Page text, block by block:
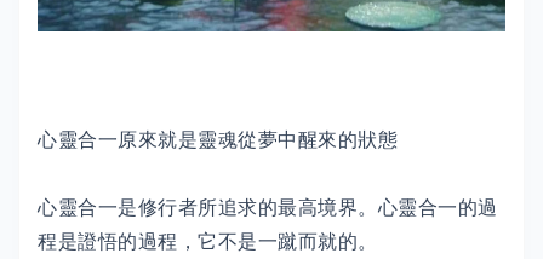
心靈合一原來就是靈魂從夢中醒來的狀態
心靈合一是修行者所追求的最高境界。心靈合一的過
程是證悟的過程，它不是一蹴而就的。